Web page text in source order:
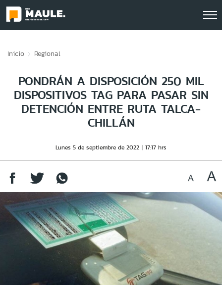
Inicio Regional
PONDRÁN A DISPOSICIÓN 250 MIL
DISPOSITIVOS TAG PARA PASAR SIN
DETENCIÓN ENTRE RUTA TALCA-
CHILLÁN
Lunes 5 de septiembre de 2022 17:17 hrs